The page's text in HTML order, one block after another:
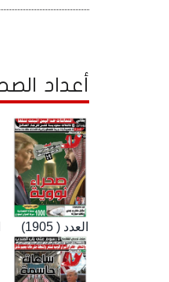
أعداد
العدد ( 1905)